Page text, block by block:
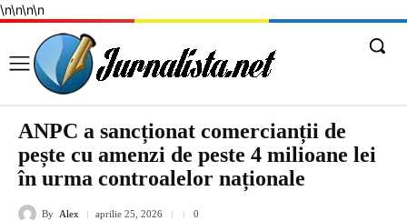
\n\n\n\n
ANPC a sancționat comercianții de
pește cu amenzi de peste 4 milioane lei
în urma controalelor naționale
By Alex aprilie 25, 2026 0